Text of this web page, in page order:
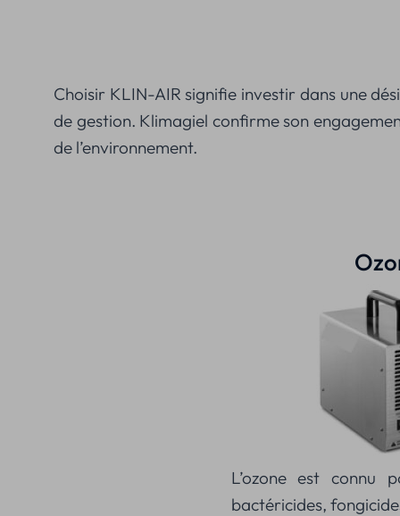
Choisir KLIN-AIR signifie investir dans une
de gestion. Klimagiel confirme son
de l’environnement.
L’ozone est connu
bactéricides,